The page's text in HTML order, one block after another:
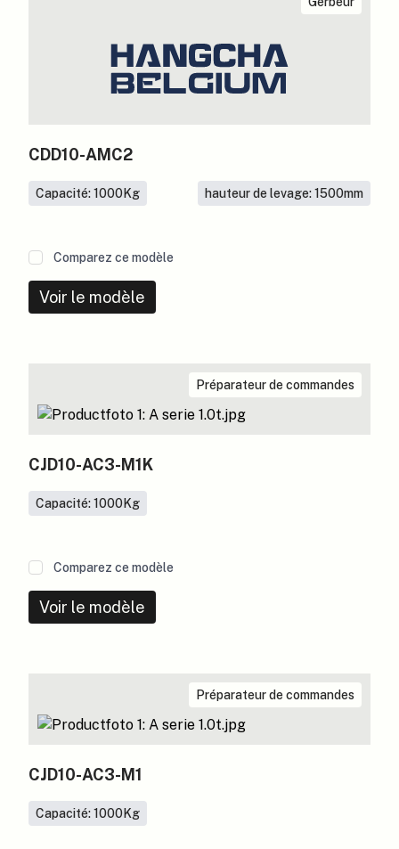
CDD10-AMC2
Capacité: 1000Kg hauteur de levage: 1500mm
Comparez ce modèle
Voir le modèle
Préparateur de commandes
CJD10-AC3-M1K
Capacité: 1000Kg
Comparez ce modèle
Voir le modèle
Préparateur de commandes
CJD10-AC3-M1
Capacité: 1000Kg